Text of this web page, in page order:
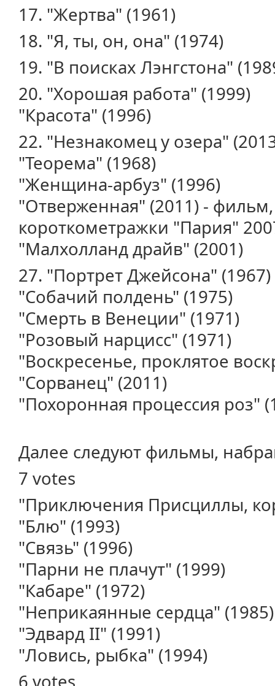
17. "Жертва" (1961)
18. "Я, ты, он, она" (1974)
19. "В поисках Лэнгстона"
20. "Хорошая работа" (1999)
"Красота" (1996)
22. "Незнакомец у озера"
"Теорема" (1968)
"Женщина-арбуз" (1996)
"Отверженная" (2011) -
короткометражки "Пария"
"Малхолланд драйв" (2001)
27. "Портрет Джейсона" (1967)
"Собачий полдень" (1975)
"Смерть в Венеции" (1971)
"Розовый нарцисс" (1971)
"Воскресенье, проклятое
"Сорванец" (2011)
"Похоронная процессия роз"
Далее следуют фильмы,
7 votes
"Приключения Присциллы,
"Блю" (1993)
"Связь" (1996)
"Парни не плачут" (1999)
"Кабаре" (1972)
"Неприкаянные сердца" (1985)
"Эдвард II" (1991)
"Ловись, рыбка" (1994)
6 votes